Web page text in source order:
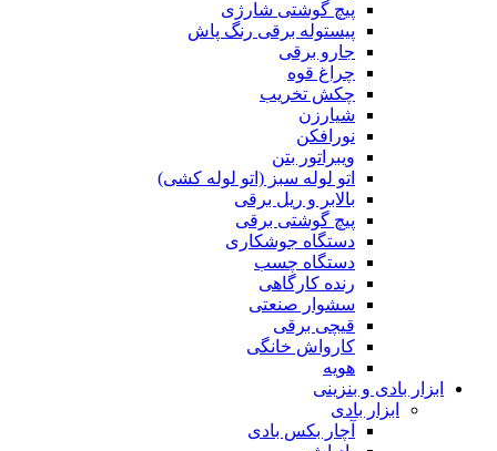
پیچ گوشتی شارژی
پیستوله برقی رنگ پاش
جارو برقی
چراغ قوه
چکش تخریب
شیارزن
نورافکن
ویبراتور بتن
اتو لوله سبز (اتو لوله کشی)
بالابر و ریل برقی
پیچ گوشتی برقی
دستگاه جوشکاری
دستگاه چسب
رنده کارگاهی
سشوار صنعتی
قیچی برقی
کارواش خانگی
هویه
ابزار بادی و بنزینی
ابزار بادی
آچار بکس بادی